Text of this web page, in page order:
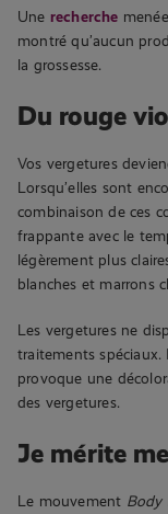
Une recherche
montré qu’aucun
la grossesse.
Du rouge
Vos vergetures
Lorsqu’elles sont
combinaison de ces
frappante avec le
légèrement plus
blanches et marrons
Les vergetures ne
traitements
provoque une
des vergetures.
Je mérite
Le mouvement Body